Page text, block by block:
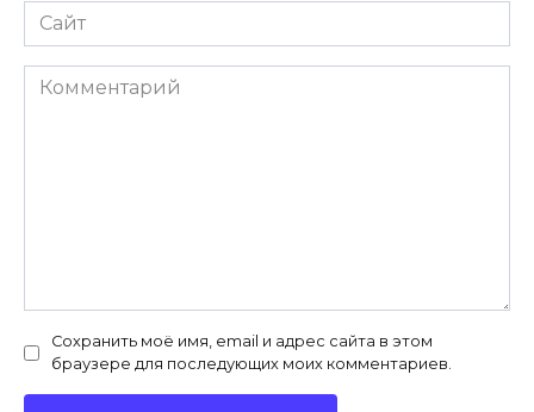
Сайт
Комментарий
Сохранить моё имя, email и адрес сайта в этом
браузере для последующих моих комментариев.